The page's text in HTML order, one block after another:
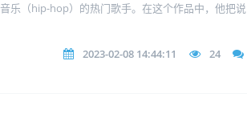
乐（hip-hop）的热门歌手。在这个作品中，他把说
2023-02-08 14:44:11 24